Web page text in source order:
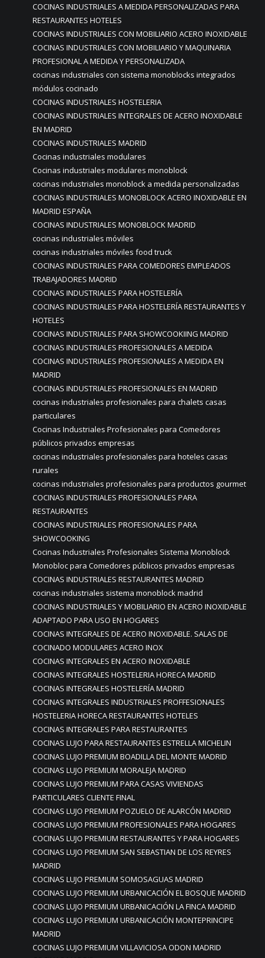
COCINAS INDUSTRIALES A MEDIDA PERSONALIZADAS PARA
RESTAURANTES HOTELES
COCINAS INDUSTRIALES CON MOBILIARIO ACERO INOXIDABLE
COCINAS INDUSTRIALES CON MOBILIARIO Y MAQUINARIA
PROFESIONAL A MEDIDA Y PERSONALIZADA
cocinas industriales con sistema monoblocks integrados
módulos cocinado
COCINAS INDUSTRIALES HOSTELERIA
COCINAS INDUSTRIALES INTEGRALES DE ACERO INOXIDABLE
EN MADRID
COCINAS INDUSTRIALES MADRID
Cocinas industriales modulares
Cocinas industriales modulares monoblock
cocinas industriales monoblock a medida personalizadas
COCINAS INDUSTRIALES MONOBLOCK ACERO INOXIDABLE EN
MADRID ESPAÑA
COCINAS INDUSTRIALES MONOBLOCK MADRID
cocinas industriales móviles
cocinas industriales móviles food truck
COCINAS INDUSTRIALES PARA COMEDORES EMPLEADOS
TRABAJADORES MADRID
COCINAS INDUSTRIALES PARA HOSTELERÍA
COCINAS INDUSTRIALES PARA HOSTELERÍA RESTAURANTES Y
HOTELES
COCINAS INDUSTRIALES PARA SHOWCOOKIING MADRID
COCINAS INDUSTRIALES PROFESIONALES A MEDIDA
COCINAS INDUSTRIALES PROFESIONALES A MEDIDA EN
MADRID
COCINAS INDUSTRIALES PROFESIONALES EN MADRID
cocinas industriales profesionales para chalets casas
particulares
Cocinas Industriales Profesionales para Comedores
públicos privados empresas
cocinas industriales profesionales para hoteles casas
rurales
cocinas industriales profesionales para productos gourmet
COCINAS INDUSTRIALES PROFESIONALES PARA
RESTAURANTES
COCINAS INDUSTRIALES PROFESIONALES PARA
SHOWCOOKING
Cocinas Industriales Profesionales Sistema Monoblock
Monobloc para Comedores públicos privados empresas
COCINAS INDUSTRIALES RESTAURANTES MADRID
cocinas industriales sistema monoblock madrid
COCINAS INDUSTRIALES Y MOBILIARIO EN ACERO INOXIDABLE
ADAPTADO PARA USO EN HOGARES
COCINAS INTEGRALES DE ACERO INOXIDABLE. SALAS DE
COCINADO MODULARES ACERO INOX
COCINAS INTEGRALES EN ACERO INOXIDABLE
COCINAS INTEGRALES HOSTELERIA HORECA MADRID
COCINAS INTEGRALES HOSTELERÍA MADRID
COCINAS INTEGRALES INDUSTRIALES PROFFESIONALES
HOSTELERIA HORECA RESTAURANTES HOTELES
COCINAS INTEGRALES PARA RESTAURANTES
COCINAS LUJO PARA RESTAURANTES ESTRELLA MICHELIN
COCINAS LUJO PREMIUM BOADILLA DEL MONTE MADRID
COCINAS LUJO PREMIUM MORALEJA MADRID
COCINAS LUJO PREMIUM PARA CASAS VIVIENDAS
PARTICULARES CLIENTE FINAL
COCINAS LUJO PREMIUM POZUELO DE ALARCÓN MADRID
COCINAS LUJO PREMIUM PROFESIONALES PARA HOGARES
COCINAS LUJO PREMIUM RESTAURANTES Y PARA HOGARES
COCINAS LUJO PREMIUM SAN SEBASTIAN DE LOS REYRES
MADRID
COCINAS LUJO PREMIUM SOMOSAGUAS MADRID
COCINAS LUJO PREMIUM URBANICACIÓN EL BOSQUE MADRID
COCINAS LUJO PREMIUM URBANICACIÓN LA FINCA MADRID
COCINAS LUJO PREMIUM URBANICACIÓN MONTEPRINCIPE
MADRID
COCINAS LUJO PREMIUM VILLAVICIOSA ODON MADRID